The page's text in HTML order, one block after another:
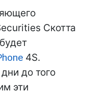
Скотта
4S.
до того
эти